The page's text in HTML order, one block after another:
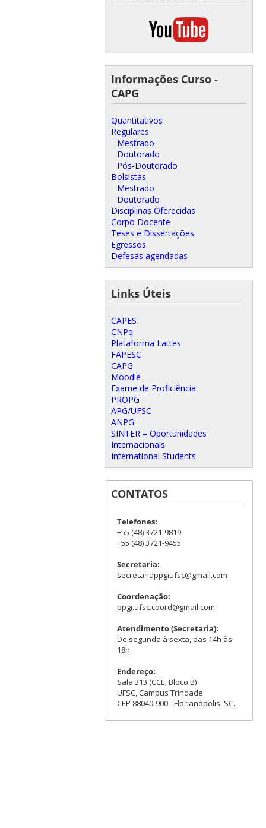
Informações Curso -
CAPG
Quantitativos
Regulares
Mestrado
Doutorado
Pós-Doutorado
Bolsistas
Mestrado
Doutorado
Disciplinas Oferecidas
Corpo Docente
Teses e Dissertações
Egressos
Defesas agendadas
Links Úteis
CAPES
CNPq
Plataforma Lattes
FAPESC
CAPG
Moodle
Exame de Proficiência
PROPG
APG/UFSC
ANPG
SINTER – Oportunidades
Internacionais
International Students
CONTATOS
Telefones:
+55 (48) 3721-9819
+55 (48) 3721-9455
Secretaria:
secretariappgiufsc@gmail.com
Coordenação:
ppgi.ufsc.coord@gmail.com
Atendimento (Secretaria):
De segunda à sexta, das 14h às
18h.
Endereço:
Sala 313 (CCE, Bloco B)
UFSC, Campus Trindade
CEP 88040-900 - Florianópolis, SC.